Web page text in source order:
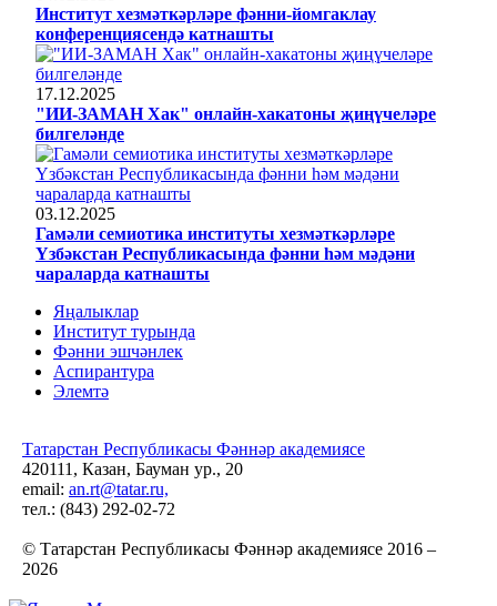
Институт хезмәткәрләре фәнни-йомгаклау
конференциясендә катнашты
17.12.2025
"ИИ-ЗАМАН Хак" онлайн-хакатоны җиңүчеләре
билгеләнде
03.12.2025
Гамәли семиотика институты хезмәткәрләре
Үзбәкстан Республикасында фәнни һәм мәдәни
чараларда катнашты
Яңалыклар
Институт турында
Фәнни эшчәнлек
Аспирантура
Элемтә
Татарстан Республикасы Фәннәр академиясе
420111, Казан, Бауман ур., 20
email: an.rt@tatar.ru,
тел.: (843) 292-02-72
© Татарстан Республикасы Фәннәр академиясе 2016 –
2026